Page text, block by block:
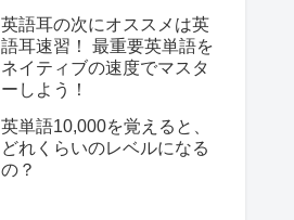
英語耳の次にオススメは英
語耳速習！ 最重要英単語を
ネイティブの速度でマスタ
ーしよう！
英単語10,000を覚えると、
どれくらいのレベルになる
の？